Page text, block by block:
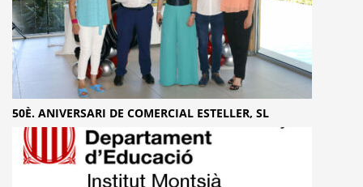
50È. ANIVERSARI DE COMERCIAL ESTELLER, SL